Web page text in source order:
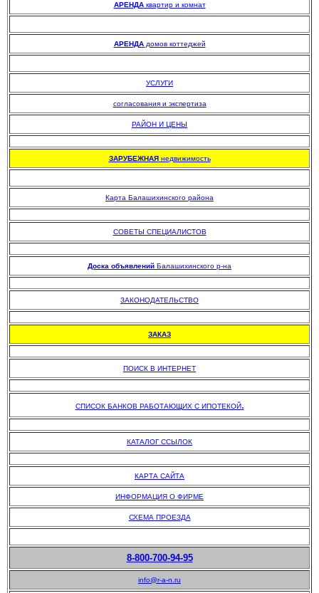
АРЕНДАквартир и комнат
АРЕНДАдомов коттеджей
УСЛУГИ
согласования и экспертиза
РАЙОН И ЦЕНЫ
ЗАРУБЕЖНАЯнедвижимость
Карта Балашихинского района
СОВЕТЫ СПЕЦИАЛИСТОВ
Доска объявлений Балашихинского р-на
ЗАКОНОДАТЕЛЬСТВО
ЗАКАЗ
ПОИСК В ИНТЕРНЕТ
СПИСОК БАНКОВ РАБОТАЮЩИХ С ИПОТЕКОЙ.
КАТАЛОГ ССЫЛОК
КАРТА САЙТА
ИНФОРМАЦИЯ О ФИРМЕ
СХЕМА ПРОЕЗДА
8-800-700-94-95
info@r-a-n.ru